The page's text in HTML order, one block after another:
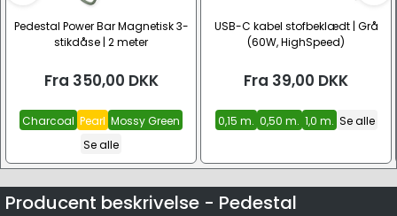
Pedestal Power Bar Magnetisk 3-
stikdåse | 2 meter
Fra 350,00 DKK
Charcoal Pearl Mossy Green
Se alle
USB-C kabel stofbeklædt | Grå
(60W, HighSpeed)
Fra 39,00 DKK
0,15 m. 0,50 m. 1,0 m. Se alle
Producent beskrivelse - Pedestal